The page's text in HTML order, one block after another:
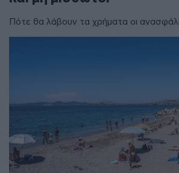
Πότε θα λάβουν τα χρήματα οι